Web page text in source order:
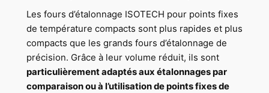
Les fours d’étalonnage ISOTECH pour points fixes
de température compacts sont plus rapides et plus
compacts que les grands fours d’étalonnage de
précision. Grâce à leur volume réduit, ils sont
particulièrement adaptés aux étalonnages par
comparaison ou à l’utilisation de points fixes de